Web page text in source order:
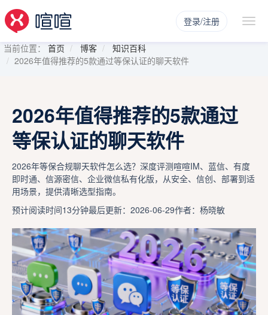
登录/注册
当前位置： 首页 博客
知识百科
2026年值得推荐的5款通过等保认证的聊天软件
2026年值得推荐的5款通过
等保认证的聊天软件
2026年等保合规聊天软件怎么选？深度评测喧喧IM、蓝信、有度
即时通、信源密信、企业微信私有化版，从安全、信创、部署到适
用场景，提供清晰选型指南。
预计阅读时间13分钟最后更新：2026-06-29作者：杨晓敏